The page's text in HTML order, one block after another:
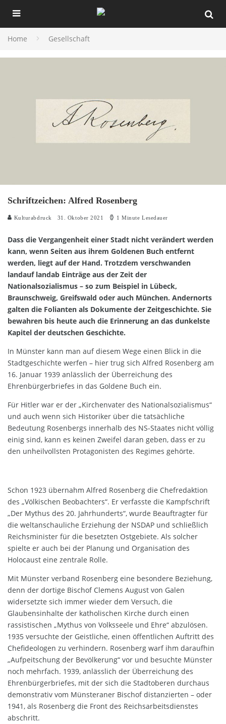
Home Gesellschaft
Schriftzeichen: Alfred Rosenberg
Kulturabdruck 31. Oktober 2021 1 Minute Lesedauer
Dass die Vergangenheit einer Stadt nicht verändert werden
kann, wenn Seiten aus ihrem Goldenen Buch entfernt
werden, liegt auf der Hand. Trotzdem verschwanden
landauf landab Einträge aus der Zeit der
Nationalsozialismus – so zum Beispiel in Lübeck,
Braunschweig, Greifswald oder auch München. Andernorts
galten die Folianten als Dokumente der Zeitgeschichte. Sie
bewahren bis heute auch die Erinnerung an das dunkelste
Kapitel der deutschen Geschichte.
In Münster kann man auf diesem Wege einen Blick in die
Stadtgeschichte werfen – hier trug sich Alfred Rosenberg am
16. Januar 1939 anlässlich der Überreichung des
Ehrenbürgerbriefes in das Goldene Buch ein.
Für Hitler war er der „Kirchenvater des Nationalsozialismus“
und auch wenn sich Historiker über die tatsächliche
Bedeutung Rosenbergs innerhalb des NS-Staates nicht völlig
einig sind, kann es keinen Zweifel daran geben, dass er zu
den unheilvollsten Protagonisten des Regimes gehörte.
Schon 1923 übernahm Alfred Rosenberg die Chefredaktion
des „Völkischen Beobachters“. Er verfasste die Kampfschrift
„Der Mythus des 20. Jahrhunderts“, wurde Beauftragter für
die weltanschauliche Erziehung der NSDAP und schließlich
Reichsminister für die besetzten Ostgebiete. Als solcher
spielte er auch bei der Planung und Organisation des
Holocaust eine zentrale Rolle.
Mit Münster verband Rosenberg eine besondere Beziehung,
denn der dortige Bischof Clemens August von Galen
widersetzte sich immer wieder dem Versuch, die
Glaubensinhalte der katholischen Kirche durch einen
rassistischen „Mythus von Volksseele und Ehre“ abzulösen.
1935 versuchte der Geistliche, einen öffentlichen Auftritt des
Chefideologen zu verhindern. Rosenberg warf ihm daraufhin
„Aufpeitschung der Bevölkerung“ vor und besuchte Münster
noch mehrfach. 1939, anlässlich der Überreichung des
Ehrenbürgerbriefes, mit der sich die Stadtoberen durchaus
demonstrativ vom Münsteraner Bischof distanzierten – oder
1941, als Rosenberg die Front des Reichsarbeitsdienstes
abschritt.